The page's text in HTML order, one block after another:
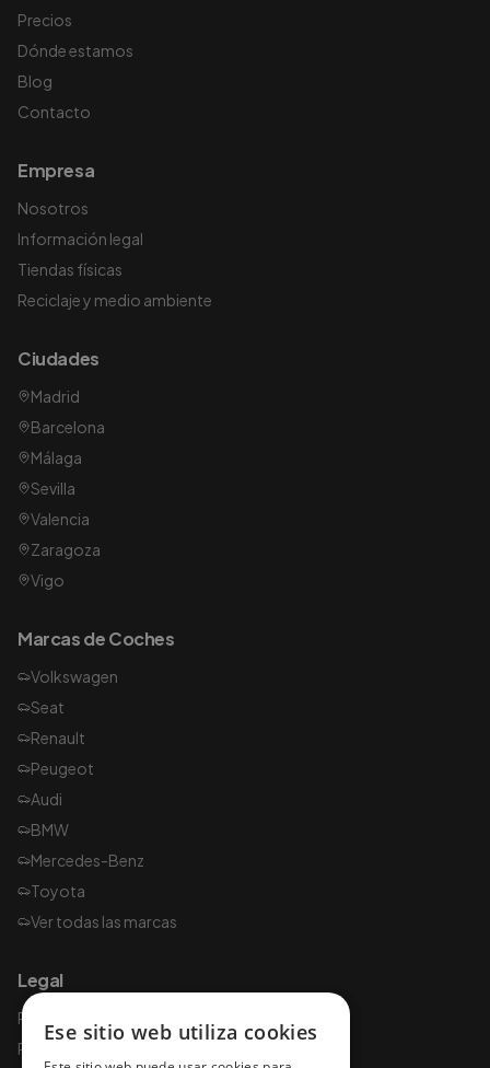
Precios
Dónde estamos
Blog
Contacto
Empresa
Nosotros
Información legal
Tiendas físicas
Reciclaje y medio ambiente
Ciudades
Madrid
Barcelona
Málaga
Sevilla
Valencia
Zaragoza
Vigo
Marcas de Coches
Volkswagen
Seat
Renault
Peugeot
Audi
BMW
Mercedes-Benz
Toyota
Ver todas las marcas
Legal
Política de privacidad
Política de cookies
Ese sitio web utiliza cookies